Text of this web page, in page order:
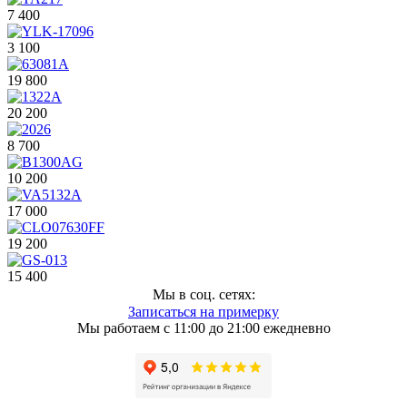
7 400
3 100
19 800
20 200
8 700
10 200
17 000
19 200
15 400
Мы в соц. сетях:
Записаться на примерку
Мы работаем с 11:00 до 21:00 ежедневно